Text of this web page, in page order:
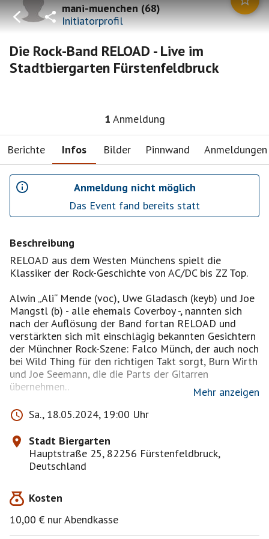
mani-muenchen(68)
Initiatorprofil
Die Rock-Band RELOAD - Live im
Stadtbiergarten Fürstenfeldbruck
1 Anmeldung
Berichte Infos Bilder Pinnwand Anmeldungen
Anmeldung nicht möglich
Das Event fand bereits statt
Beschreibung
RELOAD aus dem Westen Münchens spielt die
Klassiker der Rock-Geschichte von AC/DC bis ZZ Top.
Alwin „Ali“ Mende (voc), Uwe Gladasch (keyb) und Joe
Mangstl (b) - alle ehemals Coverboy -, nannten sich
nach der Auflösung der Band fortan RELOAD und
verstärkten sich mit einschlägig bekannten Gesichtern
der Münchner Rock-Szene: Falco Münch, der auch noch
bei Wild Thing für den richtigen Takt sorgt, Burn Wirth
und Joe Seemann, die die Parts der Gitarren
übernehmen..
Das bewährte Programm mit Rock-Klassikern der 70er
bis 90er Jahre, überzeugend stilecht und authentisch
dargeboten, wird bei RELOAD verbunden mit einer
schweißtreibenden und publikumsnahen Bühnenshow,
die sowohl das technische Können als auch die
RELOAD bietet eine Mischung aus bekannten,
eingängigen und raren, anspruchsvollen Titeln - also
klassischen Coverrock, der dem Zahn der Zeit und
Mehr anzeigen
Sa., 18.05.2024, 19:00 Uhr
Stadt Biergarten
Hauptstraße 25, 82256 Fürstenfeldbruck,
Deutschland
Kosten
10,00 € nur Abendkasse